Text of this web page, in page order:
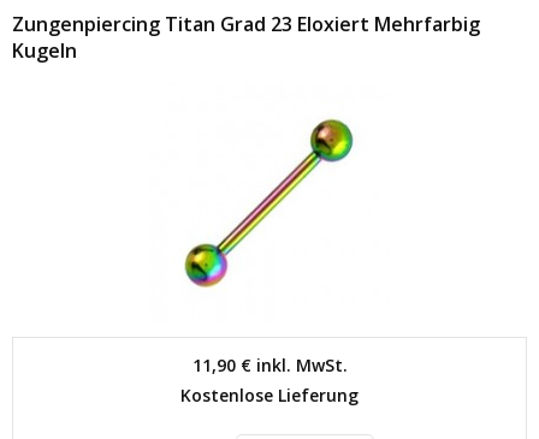
Zungenpiercing Titan Grad 23 Eloxiert Mehrfarbig
Kugeln
11,90 €inkl. MwSt.
Kostenlose Lieferung